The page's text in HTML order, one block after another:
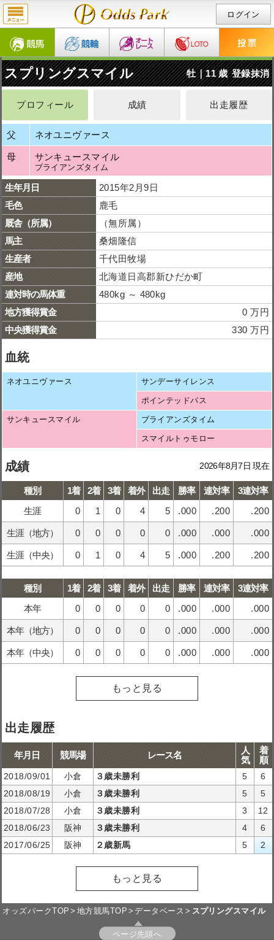
ログイン
スプリングスマイル 牡｜11 歳 登録抹消
プロフィール 成績 出走履歴
父 ネオユニヴァース
母 サンキュースマイル
ブライアンズタイム
生年月日
2015年2月9日
毛色
鹿毛
厩舎（所属）
（無所属）
馬主
桑畑隆信
生産者
千代田牧場
産地
北海道日高郡新ひだか町
連対時の馬体重
480kg ～ 480kg
地方獲得賞金
0 万円
中央獲得賞金
330 万円
血統
ネオユニヴァース サンデーサイレンス
ポインテッドパス
サンキュースマイル ブライアンズタイム
スマイルトゥモロー
成績 2026年8月7日 現在
種別 1着 2着 3着 着外 出走 勝率 連対率
3連対率
生涯
0 1 0 4 5 .000 .200 .200
生涯（地方） 0 0 0 0 0 .000 .000 .000
生涯（中央） 0 1 0 4 5 .000 .200 .200
種別 1着 2着 3着 着外 出走 勝率 連対率
3連対率
本年
0 0 0 0 0 .000 .000 .000
本年（地方） 0 0 0 0 0 .000 .000 .000
本年（中央） 0 0 0 0 0 .000 .000 .000
もっと見る
出走履歴
年月日 競馬場 レース名
人
気
着
順
2018/09/01 小倉 ３歳未勝利 5
6
2018/08/19
小倉 ３歳未勝利 5
5
2018/07/28
小倉 ３歳未勝利 3
12
2018/06/23
阪神 ３歳未勝利 4
6
2017/06/25
阪神 ２歳新馬 5 2
もっと見る
オッズパークTOP 地方競馬TOP データベース スプリングスマイル
ページ先頭へ